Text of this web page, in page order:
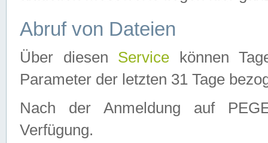
Abruf von Dateien
Über diesen Service können
Parameter der letzten 31 Tage
Nach der Anmeldung auf
Verfügung.